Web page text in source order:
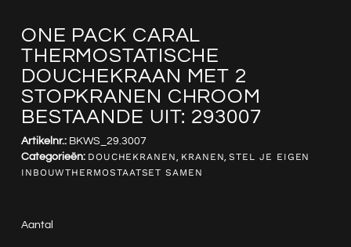
ONE PACK CARAL
THERMOSTATISCHE
DOUCHEKRAAN MET 2
STOPKRANEN CHROOM
BESTAANDE UIT: 293007
Artikelnr.: BKWS_29.3007
Categorieën: DOUCHEKRANEN, KRANEN,STEL JE EIGEN
INBOUWTHERMOSTAATSET SAMEN
Aantal